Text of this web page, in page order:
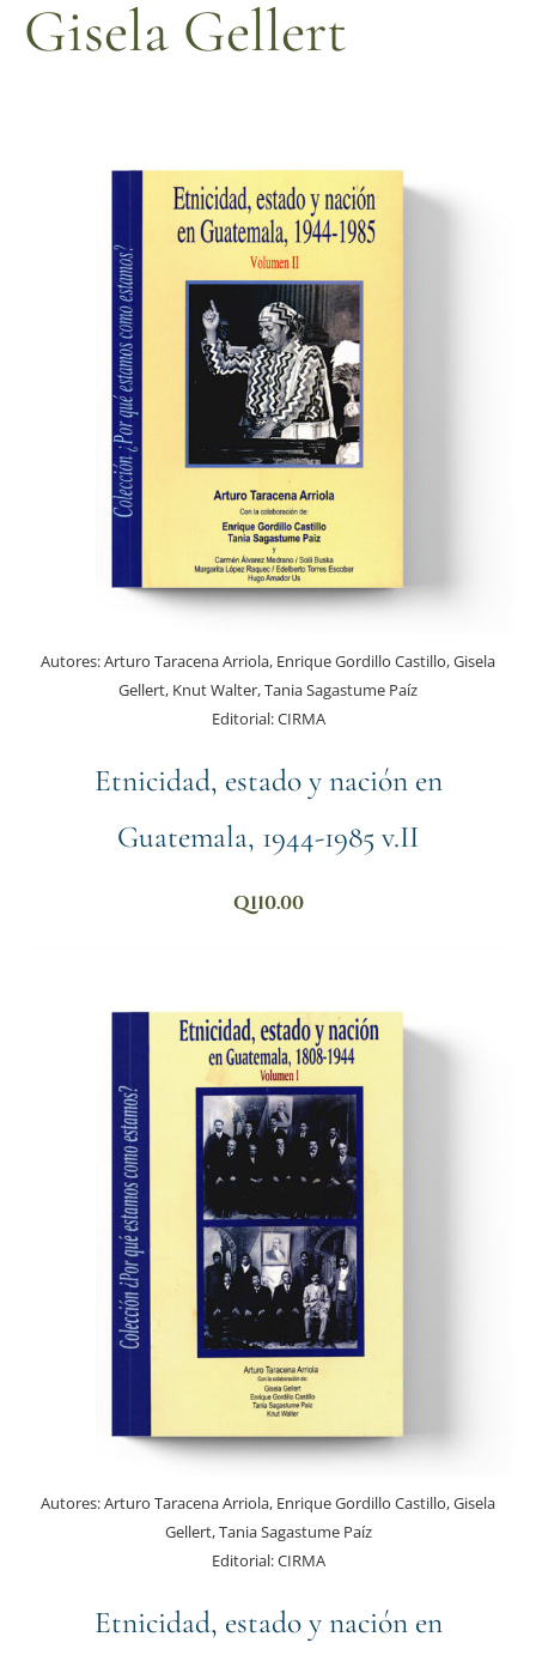
Gisela Gellert
Autores:Arturo Taracena Arriola, Enrique Gordillo Castillo, Gisela
Gellert, Knut Walter, Tania Sagastume Paíz
Editorial:CIRMA
Etnicidad, estado y nación en
Guatemala, 1944-1985 v.II
Q110.00
Autores:Arturo Taracena Arriola, Enrique Gordillo Castillo, Gisela
Gellert, Tania Sagastume Paíz
Editorial:CIRMA
Etnicidad, estado y nación en